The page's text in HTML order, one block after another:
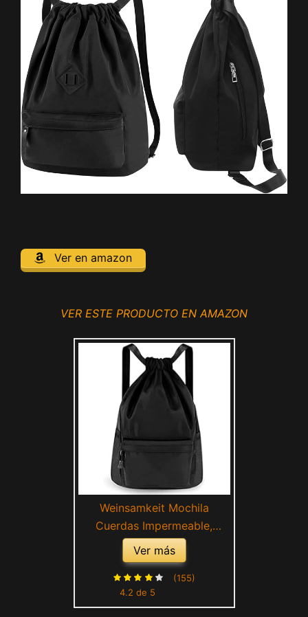
Ver en amazon
VER ESTE PRODUCTO EN AMAZON
Weinsamkeit Mochila
Cuerdas Impermeable,
Mochila Deporte con
Ajustable Correa de
Hombro, Bolsa Gimnasio,
Deporte Talega Saco Playa
Ver más
4.2 de 5
(155)